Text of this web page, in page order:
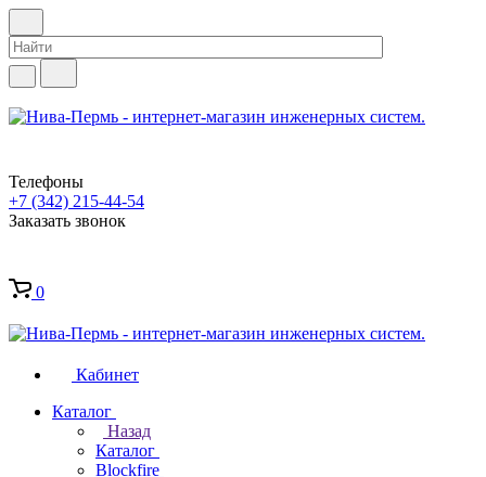
Телефоны
+7 (342) 215-44-54
Заказать звонок
0
Кабинет
Каталог
Назад
Каталог
Blockfire